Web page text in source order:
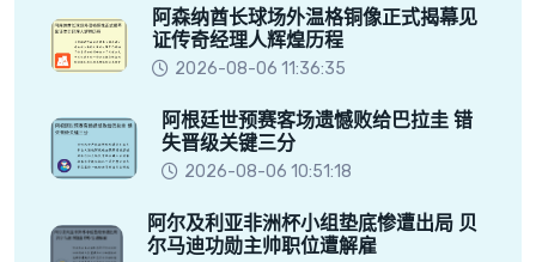
阿森纳酋长球场外温格铜像正式揭幕见
证传奇经理人辉煌历程
2026-08-06 11:36:35
阿根廷世预赛客场遗憾败给巴拉圭 错
失晋级关键三分
2026-08-06 10:51:18
阿尔及利亚非洲杯小组垫底惨遭出局 贝
尔马迪功勋主帅职位遭解雇